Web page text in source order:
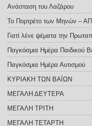
Ανάσταση του Λαζάρου
Το Πορτρέτο των Μηνών –
Γιατί λένε ψέματα την
Παγκόσμια Ημέρα Παιδικού
Παγκόσμια Ημέρα Αυτισμού
ΚΥΡΙΑΚΗ ΤΩΝ ΒΑΪΩΝ
ΜΕΓΑΛΗ ΔΕΥΤΕΡΑ
ΜΕΓΑΛΗ ΤΡΙΤΗ
ΜΕΓΑΛΗ ΤΕΤΑΡΤΗ